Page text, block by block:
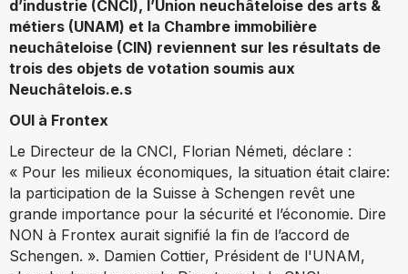
d’industrie (CNCI), l’Union neuchâteloise des arts &
métiers (UNAM) et la Chambre immobilière
neuchâteloise (CIN) reviennent sur les résultats de
trois des objets de votation soumis aux
Neuchâtelois.e.s
OUI à Frontex
Le Directeur de la CNCI, Florian Németi, déclare :
« Pour les milieux économiques, la situation était claire:
la participation de la Suisse à Schengen revêt une
grande importance pour la sécurité et l’économie. Dire
NON à Frontex aurait signifié la fin de l’accord de
Schengen. ». Damien Cottier, Président de l'UNAM,